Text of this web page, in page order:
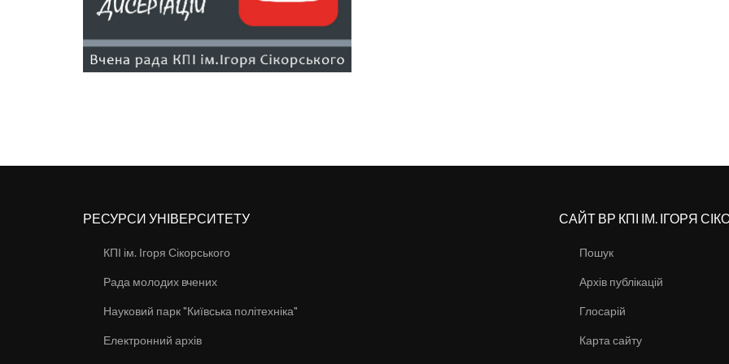
РЕСУРСИ УНІВЕРСИТЕТУ
КПІ ім. Ігоря Сікорського
Рада молодих вчених
Науковий парк "Київська політехніка"
Електронний архів
САЙТ ВР КПІ ІМ. ІГОРЯ
Пошук
Архів публікацій
Глосарій
Карта сайту